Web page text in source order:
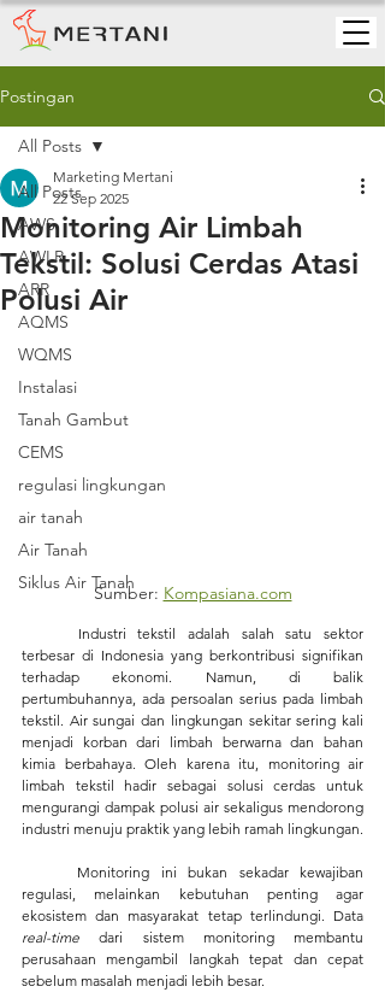
Postingan
All Posts
AWS
AWLR
ARR
AQMS
WQMS
Instalasi
Tanah Gambut
CEMS
regulasi lingkungan
air tanah
Air Tanah
Siklus Air Tanah
All Posts
Monitoring Air Limbah
Tekstil: Solusi Cerdas Atasi
Polusi Air
Marketing Mertani
22 Sep 2025
Sumber: Kompasiana.com
terbesar di Indonesia yang berkontribusi signifikan
terhadap ekonomi. Namun, di balik
pertumbuhannya, ada persoalan serius pada limbah
tekstil. Air sungai dan lingkungan sekitar sering kali
menjadi korban dari limbah berwarna dan bahan
kimia berbahaya. Oleh karena itu, monitoring air
limbah tekstil hadir sebagai solusi cerdas untuk
mengurangi dampak polusi air sekaligus mendorong
industri menuju praktik yang lebih ramah lingkungan.
regulasi, melainkan kebutuhan penting agar
real-time dari sistem monitoring membantu
perusahaan mengambil langkah tepat dan cepat
sebelum masalah menjadi lebih besar.